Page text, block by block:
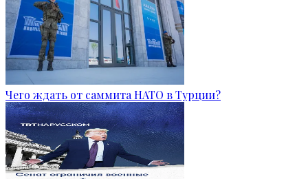
Чего ждать от саммита НАТО в Турции?